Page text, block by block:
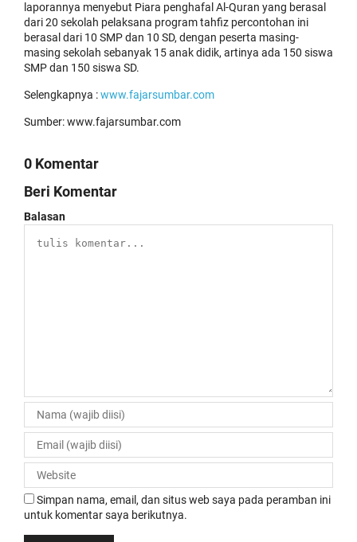
laporannya menyebut Piara penghafal Al-Quran yang berasal
dari 20 sekolah pelaksana program tahfiz percontohan ini
berasal dari 10 SMP dan 10 SD, dengan peserta masing-
masing sekolah sebanyak 15 anak didik, artinya ada 150 siswa
SMP dan 150 siswa SD.
Selengkapnya :www.fajarsumbar.com
Sumber: www.fajarsumbar.com
0 Komentar
Beri Komentar
Balasan
Simpan nama, email, dan situs web saya pada peramban ini
untuk komentar saya berikutnya.